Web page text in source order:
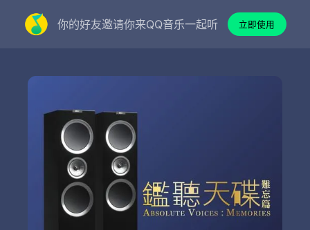
你的好友邀请你来QQ音乐一起听 立即使用